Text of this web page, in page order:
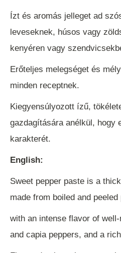
Ízt és aromás jelleget ad
leveseknek, húsos vagy
kenyéren vagy
Erőteljes melegséget és
minden receptnek.
Kiegyensúlyozott ízű,
gazdagítására anélkül, hogy
karakterét.
English:
Sweet pepper paste is a
made from boiled and peeled
with an intense flavor of
and capia peppers, and a